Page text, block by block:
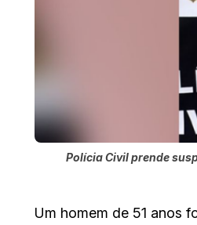
Polícia Civil prende
Um homem de 51 anos